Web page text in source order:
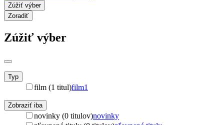
Zúžiť výber
Zoradiť
Zúžiť výber
Typ
film (1 titul)film1
Zobraziť iba
novinky (0 titulov)novinky